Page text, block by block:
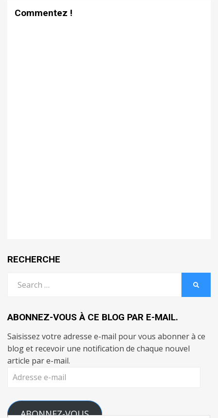
Commentez !
RECHERCHE
for:
ABONNEZ-VOUS À CE BLOG PAR E-MAIL.
Saisissez votre adresse e-mail pour vous abonner à ce
blog et recevoir une notification de chaque nouvel
article par e-mail.
Adresse
ABONNEZ-VOUS